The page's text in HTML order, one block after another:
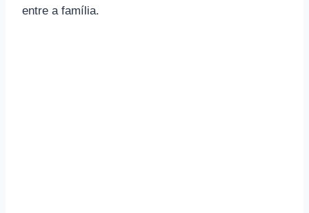
entre a família.